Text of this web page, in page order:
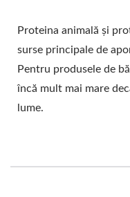
PENTRU
Proteina animală și
surse principale de
Pentru produsele de
încă mult mai mare
lume.